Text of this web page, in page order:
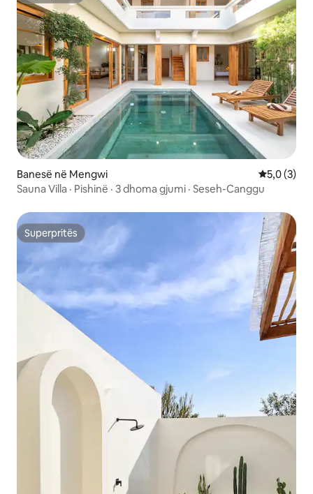
Banesë në Mengwi Vlerësimi
5,0 (3)
Sauna Villa · Pishinë · 3 dhoma gjumi · Seseh-Canggu
Superpritës
Superpritës